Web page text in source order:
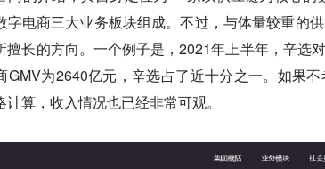
字电商三大业务板块组成。不过，与体量较重的
擅长的方向。一个例子是，2021年上半年，辛选
GMV为2640亿元，辛选占了近十分之一。如果
算，收入情况也已经非常可观。